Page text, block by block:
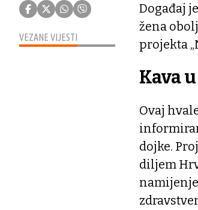
VEZANE VIJESTI
Događaj
žena
projekta
Kava
Ovaj
dojke.
diljem